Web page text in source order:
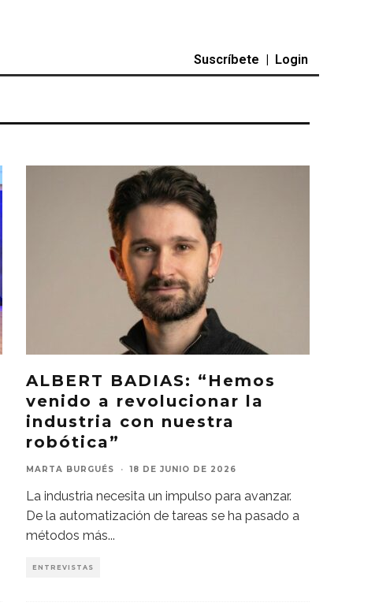
Suscríbete | Login
ALBERT BADIAS: “Hemos
venido a revolucionar la
industria con nuestra
robótica”
MARTA BURGUÉS · 18 DE JUNIO DE 2026
La industria necesita un impulso para avanzar.
De la automatización de tareas se ha pasado a
métodos más...
ENTREVISTAS